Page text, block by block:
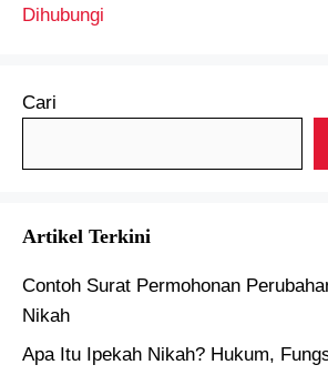
Dihubungi
Cari
Artikel Terkini
Contoh Surat Permohonan
Nikah
Apa Itu Ipekah Nikah? Hukum,